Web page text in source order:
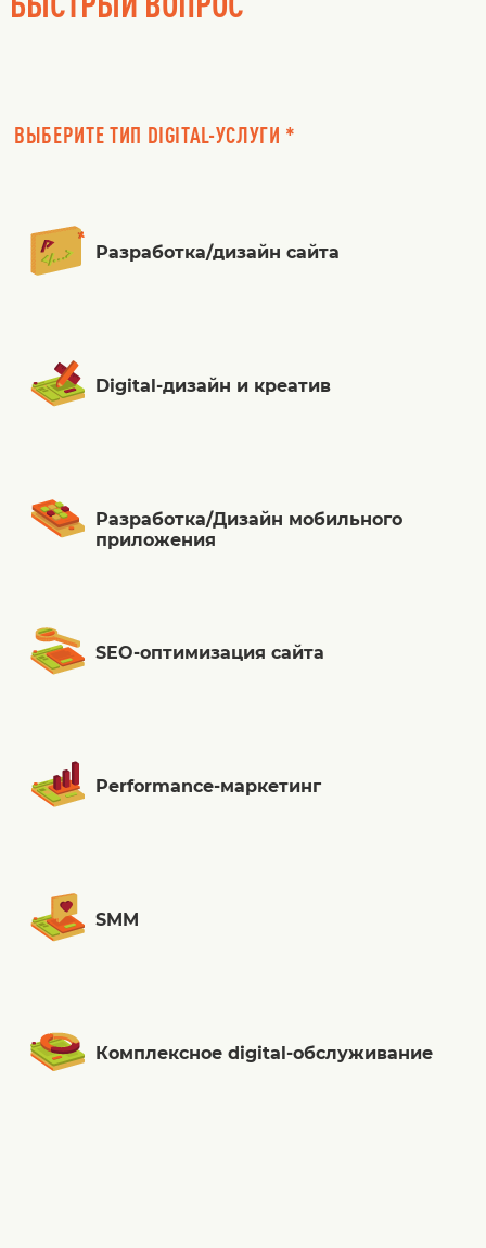
ВЫБЕРИТЕ ТИП DIGITAL-УСЛУГИ *
Разработка/дизайн сайта
Digital-дизайн и креатив
Разработка/Дизайн мобильного
приложения
SEO-оптимизация сайта
Performance-маркетинг
SMM
Комплексное digital-обслуживание